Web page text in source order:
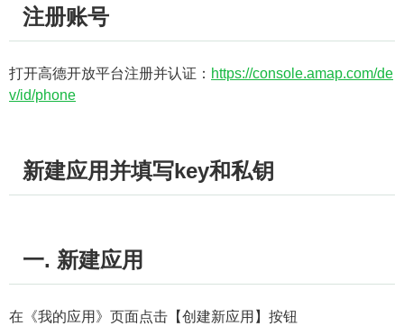
注册账号
打开高德开放平台注册并认证： https://console.amap.com/de
v/id/phone
新建应用并填写key和私钥
一. 新建应用
在《我的应用》页面点击【创建新应用】按钮